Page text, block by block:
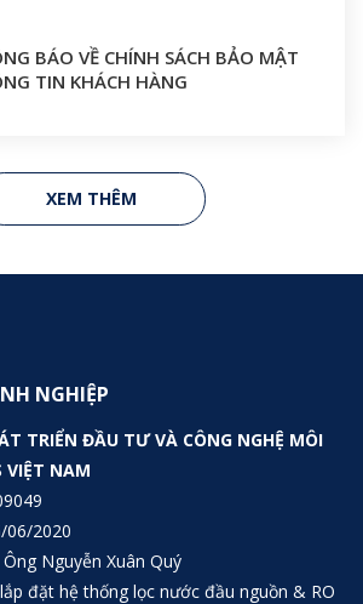
BÁO VỀ CHÍNH SÁCH BẢO MẬT
TIN KHÁCH HÀNG
XEM THÊM
NGHIỆP
TRIỂN ĐẦU TƯ VÀ CÔNG NGHỆ MÔI
VIỆT NAM
06/2020
Ông Nguyễn Xuân Quý
đặt hệ thống lọc nước đầu nguồn & RO